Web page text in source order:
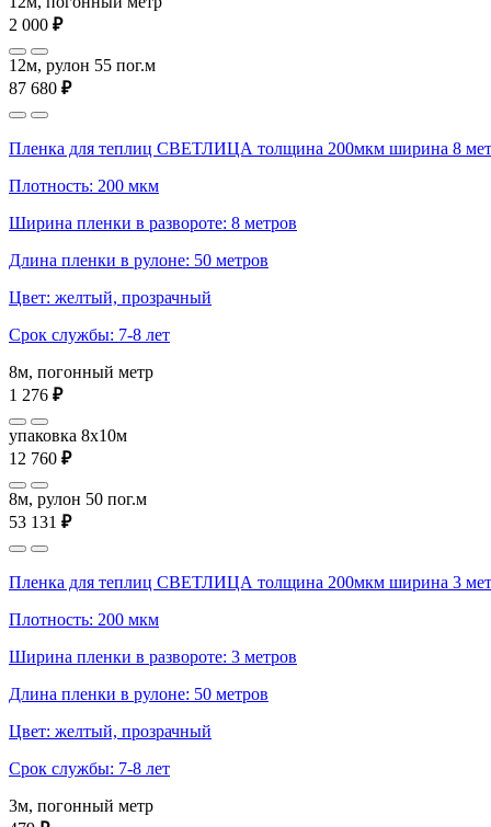
2 000 ₽
12м, рулон 55 пог.м
87 680 ₽
Пленка для теплиц СВЕТЛИЦА толщина 200мкм ширина 8
Плотность: 200 мкм
Ширина пленки в развороте: 8 метров
Длина пленки в рулоне: 50 метров
Цвет: желтый, прозрачный
Срок службы: 7-8 лет
8м, погонный метр
1 276 ₽
упаковка 8x10м
12 760 ₽
8м, рулон 50 пог.м
53 131 ₽
Пленка для теплиц СВЕТЛИЦА толщина 200мкм ширина 3
Плотность: 200 мкм
Ширина пленки в развороте: 3 метров
Длина пленки в рулоне: 50 метров
Цвет: желтый, прозрачный
Срок службы: 7-8 лет
3м, погонный метр